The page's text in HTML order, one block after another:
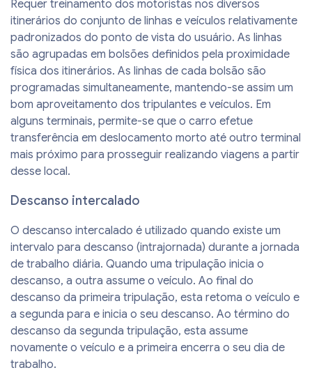
Requer treinamento dos motoristas nos diversos
itinerários do conjunto de linhas e veículos relativamente
padronizados do ponto de vista do usuário. As linhas
são agrupadas em bolsões definidos pela proximidade
física dos itinerários. As linhas de cada bolsão são
programadas simultaneamente, mantendo-se assim um
bom aproveitamento dos tripulantes e veículos. Em
alguns terminais, permite-se que o carro efetue
transferência em deslocamento morto até outro terminal
mais próximo para prosseguir realizando viagens a partir
desse local.
Descanso intercalado
O descanso intercalado é utilizado quando existe um
intervalo para descanso (intrajornada) durante a jornada
de trabalho diária. Quando uma tripulação inicia o
descanso, a outra assume o veículo. Ao final do
descanso da primeira tripulação, esta retoma o veículo e
a segunda para e inicia o seu descanso. Ao término do
descanso da segunda tripulação, esta assume
novamente o veículo e a primeira encerra o seu dia de
trabalho.